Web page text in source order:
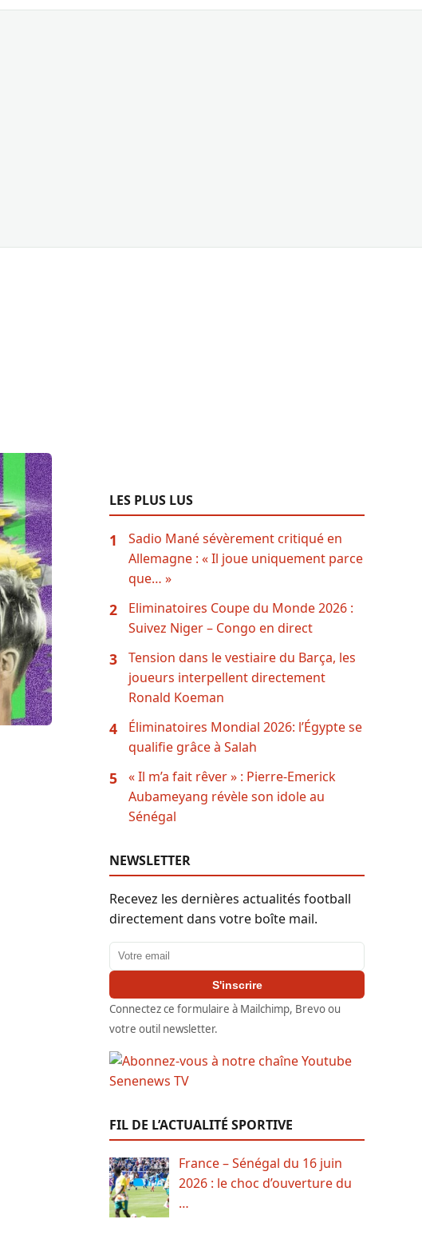
LES PLUS LUS
1
Sadio Mané sévèrement critiqué en
Allemagne : « Il joue uniquement parce
que… »
2
Eliminatoires Coupe du Monde 2026 :
Suivez Niger – Congo en direct
3
Tension dans le vestiaire du Barça, les
joueurs interpellent directement
Ronald Koeman
4
Éliminatoires Mondial 2026: l’Égypte se
qualifie grâce à Salah
5
« Il m’a fait rêver » : Pierre-Emerick
Aubameyang révèle son idole au
Sénégal
NEWSLETTER
Recevez les dernières actualités football
directement dans votre boîte mail.
Adresse email
S'inscrire
Connectez ce formulaire à Mailchimp, Brevo ou
votre outil newsletter.
FIL DE L’ACTUALITÉ SPORTIVE
France – Sénégal du 16 juin
2026 : le choc d’ouverture du
…